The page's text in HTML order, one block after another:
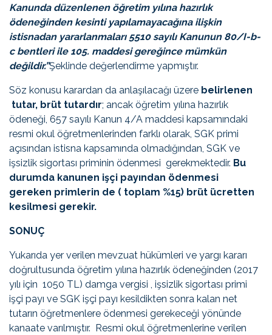
Kanunda düzenlenen öğretim yılına hazırlık
ödeneğinden kesinti yapılamayacağına ilişkin
istisnadan yararlanmaları 5510 sayılı Kanunun 80/I-b-
c bentleriile 105. maddesigereğince mümkün
değildir.”Şeklinde değerlendirme yapmıştır.
Söz konusu karardan da anlaşılacağı üzere belirlenen
tutar, brüt tutardır; ancak öğretim yılına hazırlık
ödeneği, 657 sayılı Kanun 4/A maddesi kapsamındaki
resmi okul öğretmenlerinden farklı olarak, SGK primi
açısından istisna kapsamında olmadığından, SGK ve
işsizlik sigortası priminin ödenmesi gerekmektedir. Bu
durumda kanunen işçi payından ödenmesi
gereken primlerin de ( toplam %15) brüt ücretten
kesilmesi gerekir.
SONUÇ
Yukarıda yer verilen mevzuat hükümleri ve yargı kararı
doğrultusunda öğretim yılına hazırlık ödeneğinden (2017
yılı için 1050 TL) damga vergisi , işsizlik sigortası primi
işçi payı ve SGK işçi payı kesildikten sonra kalan net
tutarın öğretmenlere ödenmesi gerekeceği yönünde
kanaate varılmıştır. Resmi okul öğretmenlerine verilen